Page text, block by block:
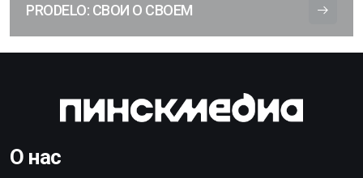
PRODELO: СВОИ О СВОЕМ
О нас